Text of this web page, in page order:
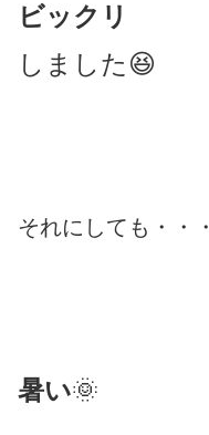
ビックリ
しました😆
それにしても・・・
暑い🌞